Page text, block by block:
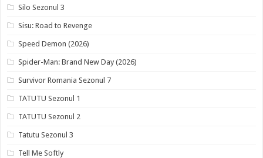
Silo Sezonul 3
Sisu: Road to Revenge
Speed Demon (2026)
Spider-Man: Brand New Day (2026)
Survivor Romania Sezonul 7
TATUTU Sezonul 1
TATUTU Sezonul 2
Tatutu Sezonul 3
Tell Me Softly